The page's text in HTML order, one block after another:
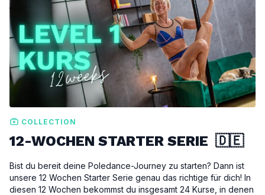
COLLECTION
12-WOCHEN STARTER SERIE 🇩🇪
Bist du bereit deine Poledance-Journey zu starten? Dann ist
unsere 12 Wochen Starter Serie genau das richtige für dich! In
diesen 12 Wochen bekommst du insgesamt 24 Kurse, in denen